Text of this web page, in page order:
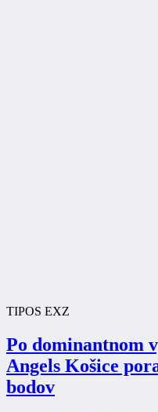
TIPOS EXZ
Po dominantnom
Angels Košice
bodov